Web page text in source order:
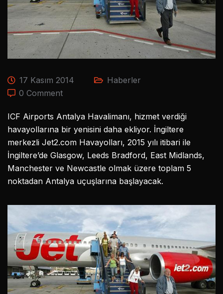
17 Kasım 2014
Haberler
0 Comment
ICF Airports Antalya Havalimanı, hizmet verdiği
havayollarına bir yenisini daha ekliyor. İngiltere
merkezli Jet2.com Havayolları, 2015 yılı itibari ile
İngiltere’de Glasgow, Leeds Bradford, East Midlands,
Manchester ve Newcastle olmak üzere toplam 5
noktadan Antalya uçuşlarına başlayacak.